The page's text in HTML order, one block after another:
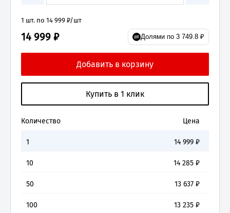
1 шт. по 14 999 ₽/шт
14 999 ₽ Долями по 3 749.8 ₽
Количество Цена
1 14 999 ₽
10 14 285 ₽
50 13 637 ₽
100 13 235 ₽